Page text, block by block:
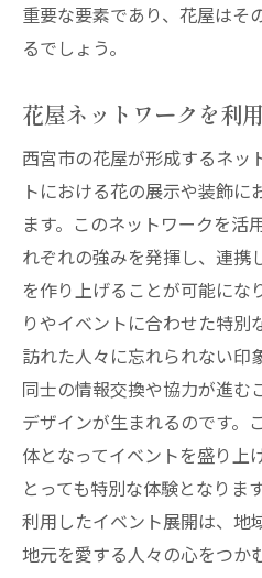
重要な要素であり、花屋はそ
るでしょう。
花屋ネットワークを利
西宮市の花屋が形成するネッ
トにおける花の展示や装飾に
ます。このネットワークを活
れぞれの強みを発揮し、連携
を作り上げることが可能にな
りやイベントに合わせた特別
訪れた人々に忘れられない印
同士の情報交換や協力が進む
デザインが生まれるのです。
体となってイベントを盛り上
とっても特別な体験となりま
利用したイベント展開は、地
地元を愛する人々の心をつか